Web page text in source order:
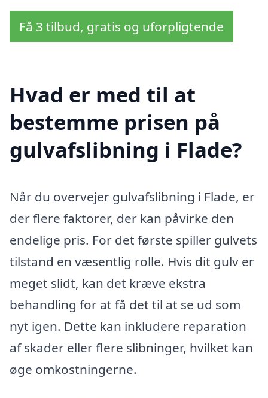
Få 3 tilbud, gratis og uforpligtende
Hvad er med til at
bestemme prisen på
gulvafslibning i Flade?
Når du overvejer gulvafslibning i Flade, er
der flere faktorer, der kan påvirke den
endelige pris. For det første spiller gulvets
tilstand en væsentlig rolle. Hvis dit gulv er
meget slidt, kan det kræve ekstra
behandling for at få det til at se ud som
nyt igen. Dette kan inkludere reparation
af skader eller flere slibninger, hvilket kan
øge omkostningerne.